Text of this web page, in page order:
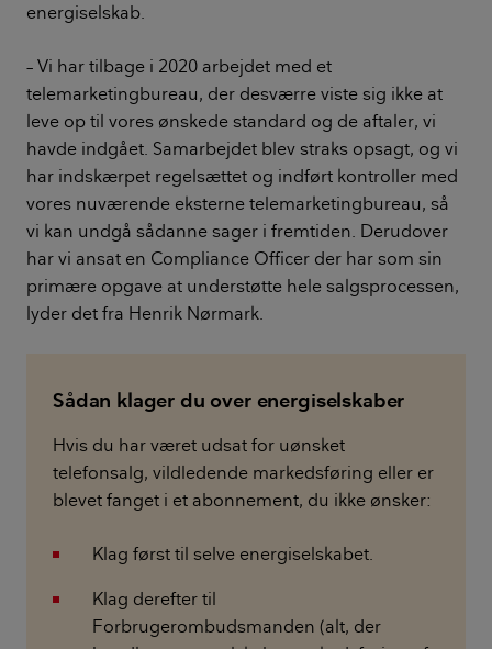
energiselskab.
– Vi har tilbage i 2020 arbejdet med et
telemarketingbureau, der desværre viste sig ikke at
leve op til vores ønskede standard og de aftaler, vi
havde indgået. Samarbejdet blev straks opsagt, og vi
har indskærpet regelsættet og indført kontroller med
vores nuværende eksterne telemarketingbureau, så
vi kan undgå sådanne sager i fremtiden. Derudover
har vi ansat en Compliance Officer der har som sin
primære opgave at understøtte hele salgsprocessen,
lyder det fra Henrik Nørmark.
Sådan klager du over energiselskaber
Hvis du har været udsat for uønsket
telefonsalg, vildledende markedsføring eller er
blevet fanget i et abonnement, du ikke ønsker:
Klag først til selve energiselskabet.
Klag derefter til
Forbrugerombudsmanden (alt, der